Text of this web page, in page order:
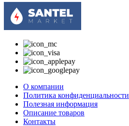
О компании
Политика конфиденциальности
Полезная информация
Описание товаров
Контакты